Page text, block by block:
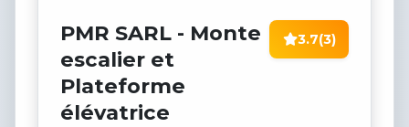
PMR SARL - Monte
escalier et
Plateforme
élévatrice
3.7(3)